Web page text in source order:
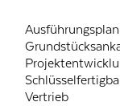
Vertrieb